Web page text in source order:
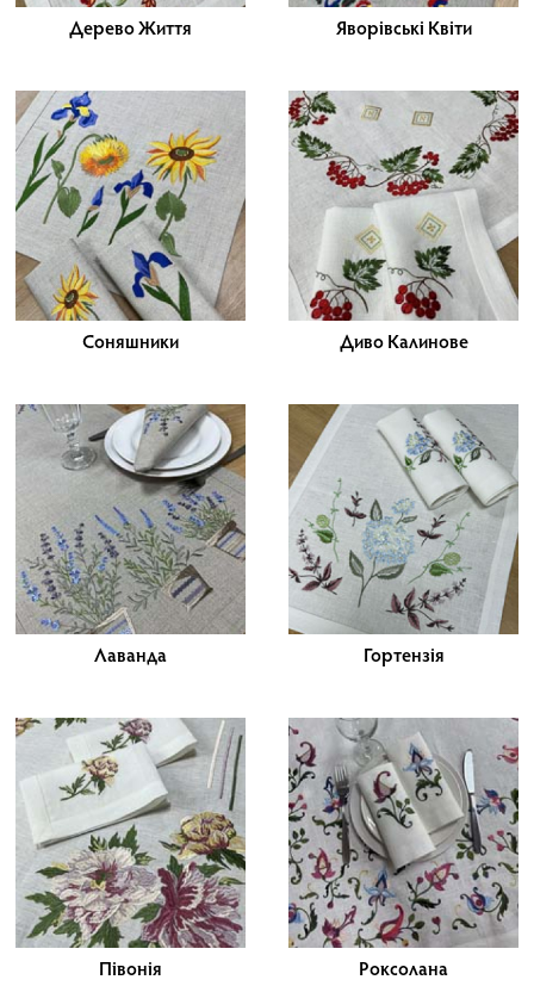
Дерево Життя Яворівські Квіти
Соняшники Диво Калинове
Лаванда Гортензія
Півонія Роксолана